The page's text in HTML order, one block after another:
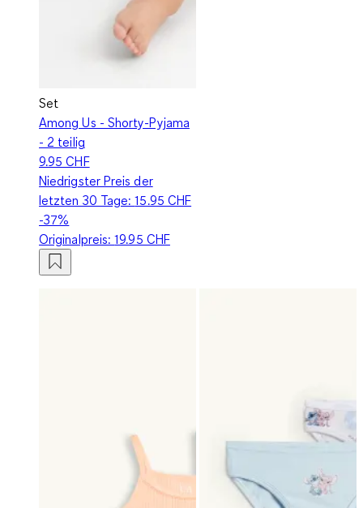
Set
Among Us - Shorty-Pyjama
- 2 teilig
9.95 CHF
Niedrigster Preis der
letzten 30 Tage:15.95 CHF
-37%
Originalpreis:19.95 CHF